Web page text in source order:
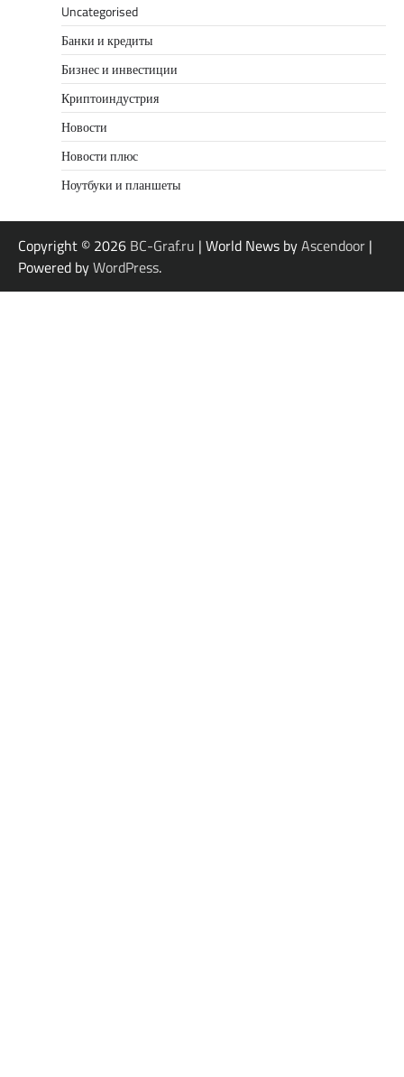
Uncategorised
Банки и кредиты
Бизнес и инвестиции
Криптоиндустрия
Новости
Новости плюс
Ноутбуки и планшеты
Copyright © 2026 BC-Graf.ru | World News byAscendoor |
Powered byWordPress.